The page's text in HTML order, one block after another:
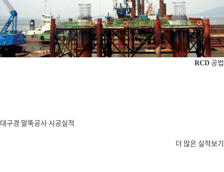
RCD 공법
대구경 말뚝공사 시공실적
더 많은 실적보기